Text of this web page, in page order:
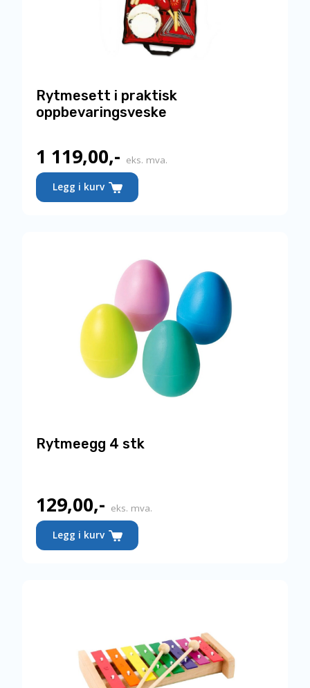
Rytmesett i praktisk
oppbevaringsveske
1 119,00,- eks. mva.
Legg i kurv
Rytmeegg 4 stk
129,00,- eks. mva.
Legg i kurv